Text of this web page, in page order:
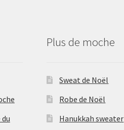
Plus de moche
Sweat de Noël
Robe de Noël
Hanukkah sweater